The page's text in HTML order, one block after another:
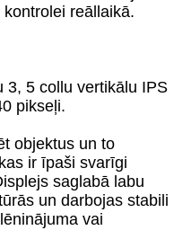
reāllaikā.
3, 5 collu vertikālu IPS
pikseļi.
objektus un to
ir īpaši svarīgi
saglabā labu
un darbojas stabili
vai